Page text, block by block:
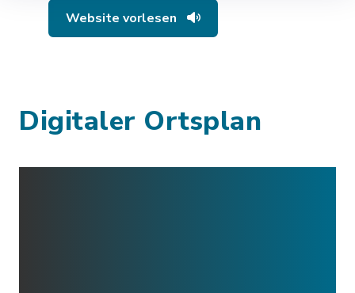
Website vorlesen
Digitaler Ortsplan